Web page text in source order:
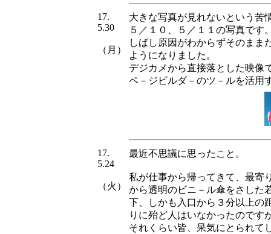
17.
5.30
（月）
大きな写真が見れないという苦
５／１０、５／１１の写真です
しばし原因がわからずそのまま
ようになりました。
デジカメから直接落とした映像
ペ－ジビルダ－のツ－ルを活用
17.
5.24
（火）
最近不思議に思ったこと。
私が仕事から帰ってきて、最寄
から透明のビニ－ル傘をさした
下、しかも入口から３分以上の
りに殆ど人はいなかったのです
それくらい皆、呆気にとられて